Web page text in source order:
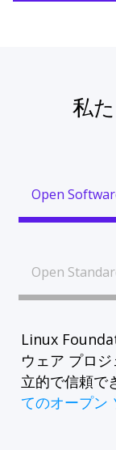
私
Open
Open
Linux
ウェア プロ
立的で信頼で
てのオープン